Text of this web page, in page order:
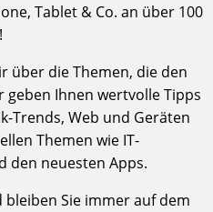
Tablet & Co. an über 100
über die Themen, die den
geben Ihnen wertvolle Tipps
Trends, Web und Geräten
Themen wie IT-
den neuesten Apps.
bleiben Sie immer auf dem